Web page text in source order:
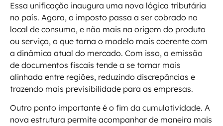
Essa unificação inaugura uma nova lógica tributária
no país. Agora, o imposto passa a ser cobrado no
local de consumo, e não mais na origem do produto
ou serviço, o que torna o modelo mais coerente com
a dinâmica atual do mercado. Com isso, a emissão
de documentos fiscais tende a se tornar mais
alinhada entre regiões, reduzindo discrepâncias e
trazendo mais previsibilidade para as empresas.
Outro ponto importante é o fim da cumulatividade. A
nova estrutura permite acompanhar de maneira mais